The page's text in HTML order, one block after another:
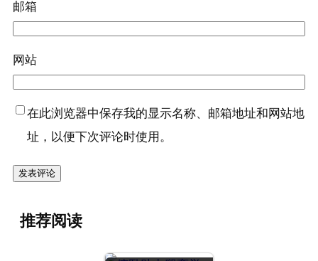
邮箱
网站
在此浏览器中保存我的显示名称、邮箱地址和网站地
址，以便下次评论时使用。
推荐阅读